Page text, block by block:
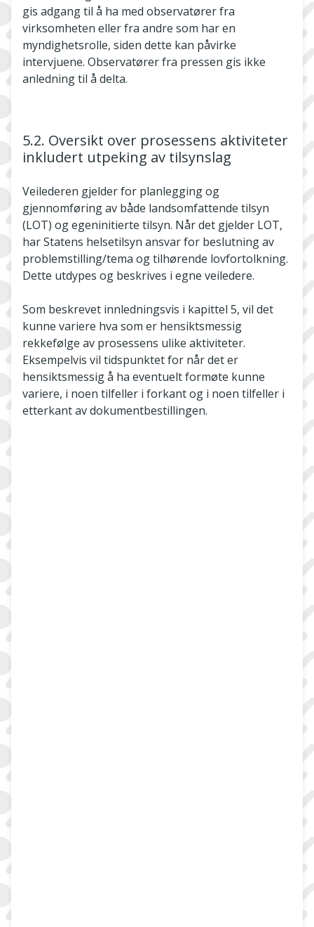
gis adgang til å ha med observatører fra
virksomheten eller fra andre som har en
myndighetsrolle, siden dette kan påvirke
intervjuene. Observatører fra pressen gis ikke
anledning til å delta.
5.2. Oversikt over prosessens aktiviteter
inkludert utpeking av tilsynslag
Veilederen gjelder for planlegging og
gjennomføring av både landsomfattende tilsyn
(LOT) og egeninitierte tilsyn. Når det gjelder LOT,
har Statens helsetilsyn ansvar for beslutning av
problemstilling/tema og tilhørende lovfortolkning.
Dette utdypes og beskrives i egne veiledere.
Som beskrevet innledningsvis i kapittel 5, vil det
kunne variere hva som er hensiktsmessig
rekkefølge av prosessens ulike aktiviteter.
Eksempelvis vil tidspunktet for når det er
hensiktsmessig å ha eventuelt formøte kunne
variere, i noen tilfeller i forkant og i noen tilfeller i
etterkant av dokumentbestillingen.